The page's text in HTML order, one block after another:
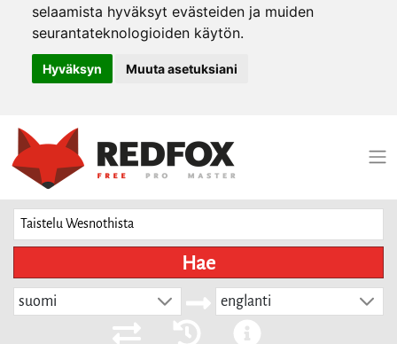
selaamista hyväksyt evästeiden ja muiden
seurantateknologioiden käytön.
Hyväksyn Muuta asetuksiani
Hae
suomi englanti